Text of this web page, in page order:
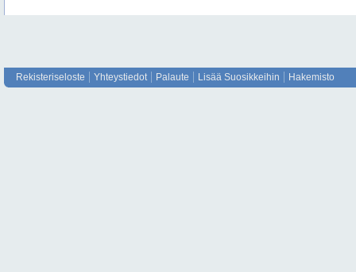
Rekisteriseloste Yhteystiedot Palaute Lisää Suosikkeihin Hakemisto